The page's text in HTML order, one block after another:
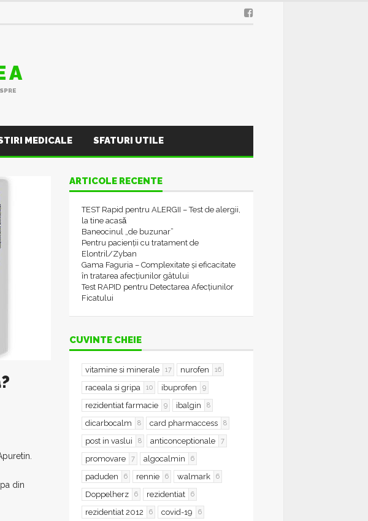
MEDICALE SFATURI UTILE
din
ARTICOLE RECENTE
TEST Rapid pentru ALERGII – Test de alergii,
la tine acasǎ
Baneocinul „de buzunar”
Pentru pacienții cu tratament de
Elontril/Zyban
Gama Faguria – Complexitate și eficacitate
în tratarea afecțiunilor gâtului
Test RAPID pentru Detectarea Afecțiunilor
Ficatului
CUVINTE CHEIE
vitamine si minerale 17 nurofen 16
raceala si gripa 10 ibuprofen 9
rezidentiat farmacie 9 ibalgin 8
dicarbocalm 8 card pharmaccess 8
post in vaslui 8 anticonceptionale 7
promovare 7 algocalmin 6
paduden 6 rennie 6 walmark 6
Doppelherz 6 rezidentiat 6
rezidentiat 2012 6 covid-19 6